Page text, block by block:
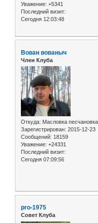
Уважение: +5341
Последний визит:
Сегодня 12:03:48
Вован вованыч
Член Клуба
Откуда: Масловка песчановка
Зарегистрирован: 2015-12-23
Сообщений: 18159
Уважение: +24331
Последний визит:
Сегодня 07:09:56
pro-1975
Совет Клуба